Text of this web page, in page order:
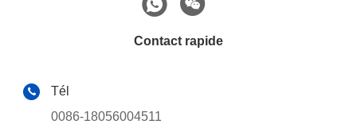
Contact rapide
Tél
0086-18056004511